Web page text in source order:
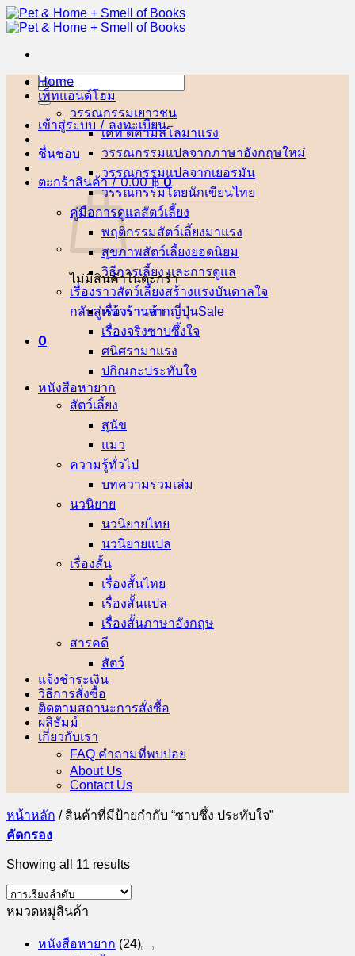
ข้าม
ไป
เนื้อหา
ค้นหา:
เข้าสู่ระบบ / ลงทะเบียน
ชื่นชอบ
ตะกร้าสินค้า /0.00฿ 0
ไม่มีสินค้าในตะกร้า
กลับสู่หน้าร้านค้า
0
Home
เพ็ทแอนด์โฮม
วรรณกรรมเยาวชน
เคท ดิคามิลโล
วรรณกรรมแปลจากภาษาอังกฤษ
วรรณกรรมแปลจากเยอรมัน
วรรณกรรมโดยนักเขียนไทย
คู่มือการดูแลสัตว์เลี้ยง
พฤติกรรมสัตว์เลี้ยง
สุขภาพสัตว์เลี้ยง
วิธีการเลี้ยง และการดูแล
เรื่องราวสัตว์เลี้ยงสร้างแรงบันดาลใจ
เรื่องราวจากญี่ปุ่น
เรื่องจริงซาบซึ้งใจ
ศนิศรา
ปกิณกะประทับใจ
หนังสือหายาก
สัตว์เลี้ยง
สุนัข
แมว
ความรู้ทั่วไป
บทความรวมเล่ม
นวนิยาย
นวนิยายไทย
นวนิยายแปล
เรื่องสั้น
เรื่องสั้นไทย
เรื่องสั้นแปล
เรื่องสั้นภาษาอังกฤษ
สารคดี
สัตว์
แจ้งชำระเงิน
วิธีการสั่งซื้อ
ติดตามสถานะการสั่งซื้อ
ผลิธัมม์
เกี่ยวกับเรา
FAQ คำถามที่พบบ่อย
About Us
Contact Us
หน้าหลัก /สินค้าที่มีป้ายกำกับ “ซาบซึ้ง ประทับใจ”
คัดกรอง
Showing all 11 results
หมวดหมู่สินค้า
หนังสือหายาก (24)